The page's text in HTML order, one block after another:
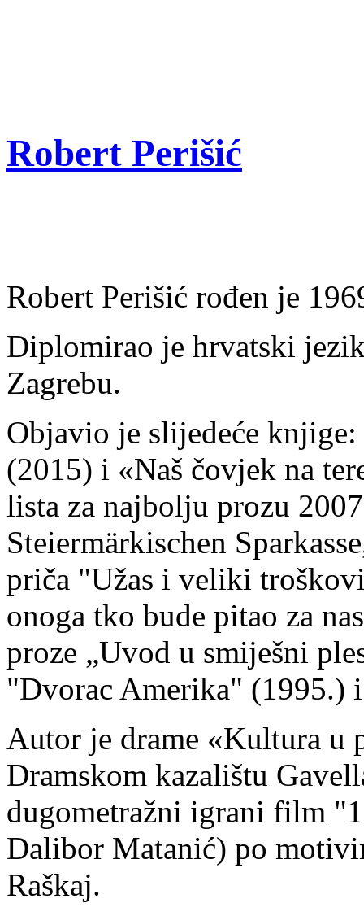
Robert Perišić
Robert Perišić rođen je
Diplomirao je hrvatski
Zagrebu.
Objavio je slijedeće
(2015) i «Naš čovjek na
lista za najbolju prozu
Steiermärkischen
priča "Užas i veliki
onoga tko bude pitao za
proze „Uvod u smiješni
"Dvorac Amerika" (1995.)
Autor je drame «Kultura u
Dramskom kazalištu
dugometražni igrani film
Dalibor Matanić) po
Raškaj.